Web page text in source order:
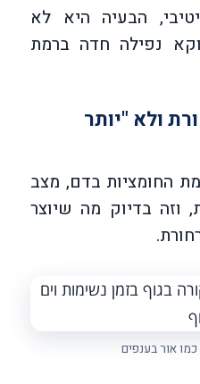
הבעיה היא לא
נפילה חדה ברמת
ולא "יותר
החומציות בדם, מצב
וזה בדיוק מה שיוצר
כמו אור בענפים